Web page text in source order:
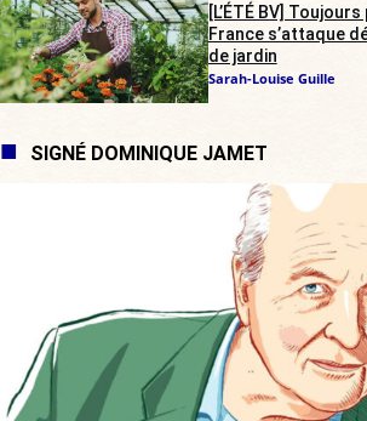
[L’ÉTÉ BV]
France s’attaque
de jardin
Sarah-Louise Guille
SIGNÉ DOMINIQUE JAMET